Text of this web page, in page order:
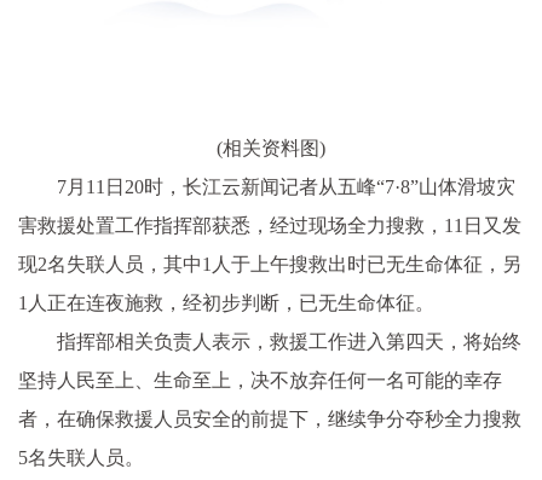
(相关资料图)
7月11日20时，长江云新闻记者从五峰“7·8”山体滑坡灾
害救援处置工作指挥部获悉，经过现场全力搜救，11日又发
现2名失联人员，其中1人于上午搜救出时已无生命体征，另
1人正在连夜施救，经初步判断，已无生命体征。
指挥部相关负责人表示，救援工作进入第四天，将始终
坚持人民至上、生命至上，决不放弃任何一名可能的幸存
者，在确保救援人员安全的前提下，继续争分夺秒全力搜救
5名失联人员。